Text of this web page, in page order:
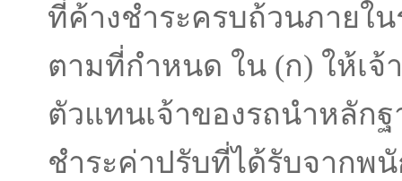
ที่ค้างชําระครบถ้วนภายใน
ตามที่กําหนด ใน (ก) ให้เจ้
ตัวแทนเจ้าของรถนําหลัก
ชําระค่าปรับที่ได้รับจากพนั